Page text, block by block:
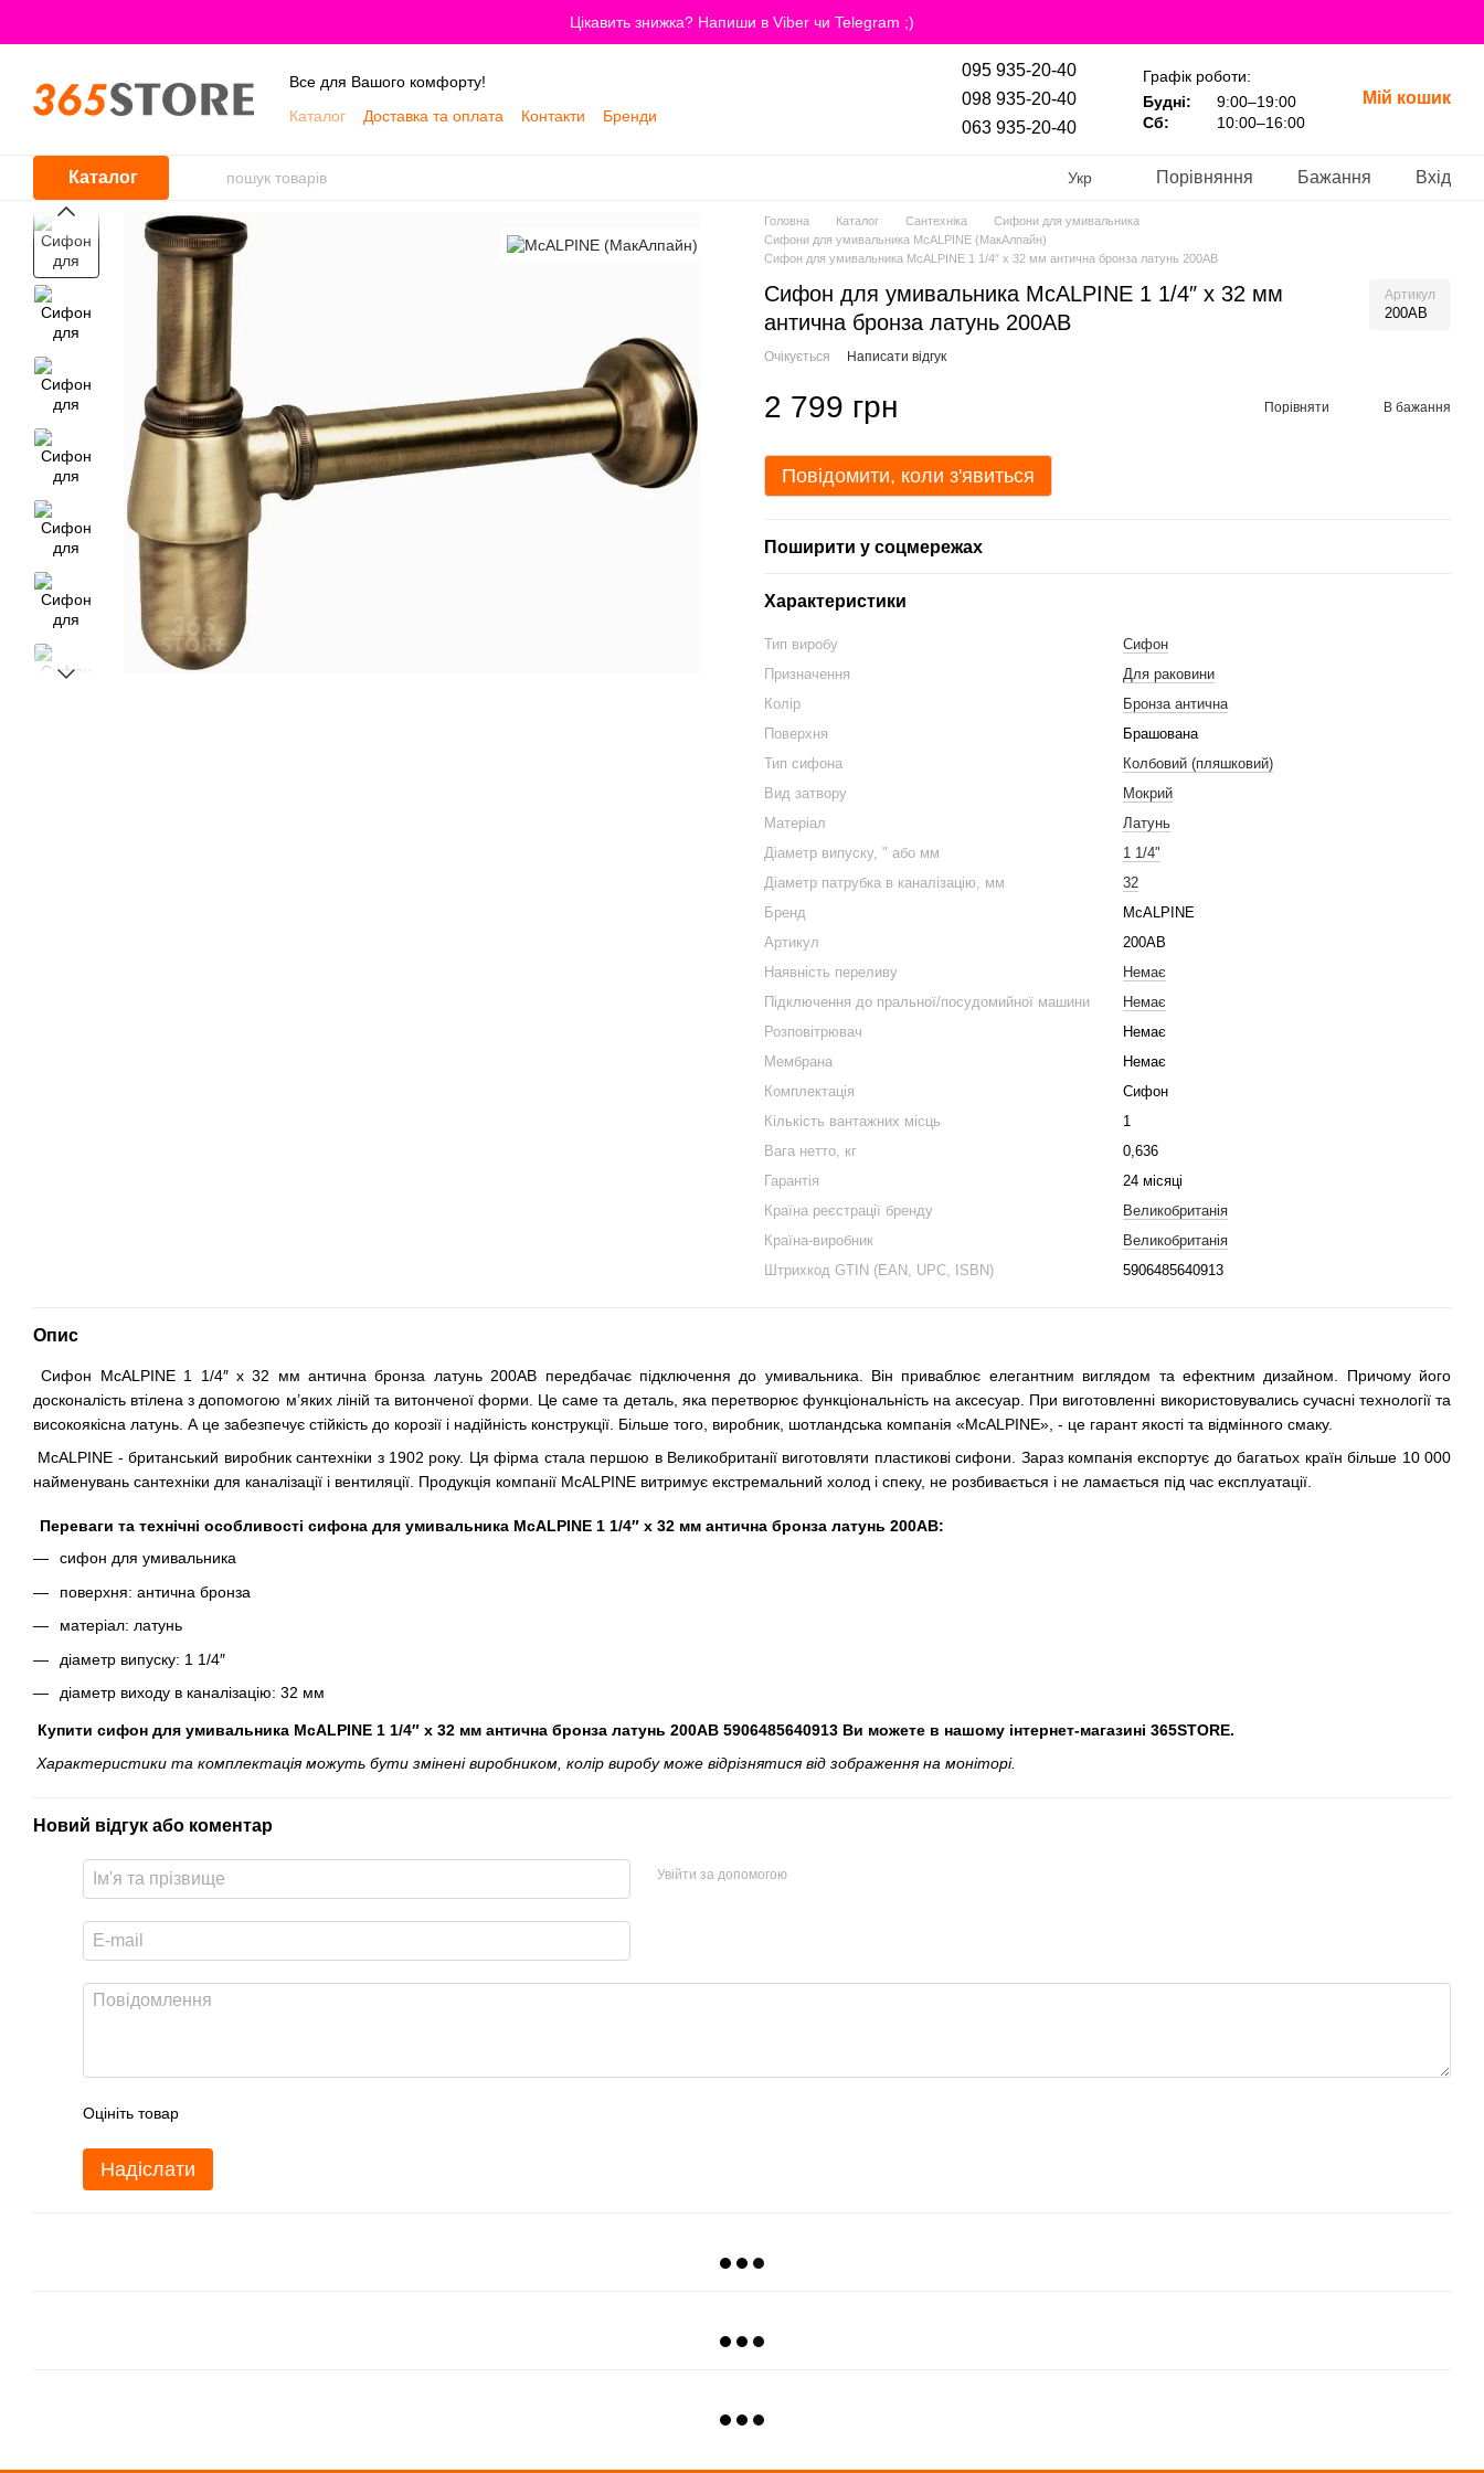
Цікавить знижка? Напиши в Viber чи Telegram ;)
Все для Вашого комфорту!
Каталог
Доставка та оплата Контакти
Бренди
095 935-20-40
098 935-20-40
063 935-20-40
Графік роботи:
Будні:
9:00–19:00
Сб:
10:00–16:00
Мій кошик
Каталог Укр Порівняння Бажання Вхід
Головна Каталог Сантехніка
Сифони для умивальника
Сифони для умивальника McALPINE (МакАлпайн)
Сифон для умивальника McALPINE 1 1/4″ x 32 мм антична бронза латунь 200AB
Сифон для умивальника McALPINE 1 1/4″ x 32 мм
антична бронза латунь 200AB
Артикул
200AB
Очікується Написати відгук
2 799 грн Порівняти В бажання
Повідомити, коли з'явиться
Поширити у соцмережах
Характеристики
Тип виробу
Сифон
Призначення
Для раковини
Колір
Бронза антична
Поверхня
Брашована
Тип сифона
Колбовий (пляшковий)
Вид затвору
Мокрий
Матеріал
Латунь
Діаметр випуску, " або мм
1 1/4"
Діаметр патрубка в каналізацію, мм
32
Бренд
McALPINE
Артикул
200AB
Наявність переливу
Немає
Підключення до пральної/посудомийної машини
Немає
Розповітрювач
Немає
Мембрана
Немає
Комплектація
Сифон
Кількість вантажних місць
1
Вага нетто, кг
0,636
Гарантія
24 місяці
Країна реєстрації бренду
Великобританія
Країна-виробник
Великобританія
Штрихкод GTIN (EAN, UPC, ISBN)
5906485640913
Опис
Сифон McALPINE 1 1/4″ x 32 мм антична бронза латунь 200AB передбачає підключення до умивальника. Він приваблює елегантним виглядом та ефектним дизайном. Причому його
досконалість втілена з допомогою м’яких ліній та витонченої форми. Це саме та деталь, яка перетворює функціональність на аксесуар. При виготовленні використовувались сучасні технології та
високоякісна латунь. А це забезпечує стійкість до корозії і надійність конструкції. Більше того, виробник, шотландська компанія «McALPINE», - це гарант якості та відмінного смаку.
McALPINE - британський виробник сантехніки з 1902 року. Ця фірма стала першою в Великобританії виготовляти пластикові сифони. Зараз компанія експортує до багатьох країн більше 10 000
найменувань сантехніки для каналізації і вентиляції. Продукція компанії McALPINE витримує екстремальний холод і спеку, не розбивається і не ламається під час експлуатації.
Переваги та технічні особливості сифона для умивальника McALPINE 1 1/4″ x 32 мм антична бронза латунь 200AB:
сифон для умивальника
поверхня: антична бронза
матеріал: латунь
діаметр випуску: 1 1/4″
діаметр виходу в каналізацію: 32 мм
Купити cифон для умивальника McALPINE 1 1/4″ x 32 мм антична бронза латунь 200AB 5906485640913 Ви можете в нашому інтернет-магазині 365STORE.
Характеристики та комплектація можуть бути змінені виробником, колір виробу може відрізнятися від зображення на моніторі.
Новий відгук або коментар
Увійти за допомогою
Оцініть товар
Надіслати